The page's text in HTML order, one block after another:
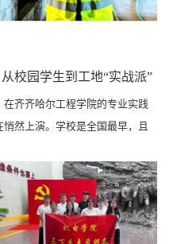
校园学生到工地“实战派”
齐齐哈尔工程学院的专业实践
然上演。学校是全国最早，且
室的围墙，把课堂搬到企业一
境中，真学、真做，掌握真本
业的大三学生汪正和丁帅伟，
，用七周时间完成...